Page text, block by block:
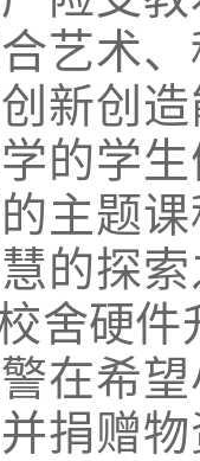
艺术
新创
的学
主题
的探
舍硬
在希
捐赠